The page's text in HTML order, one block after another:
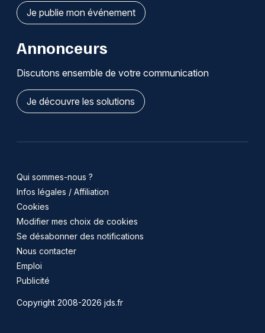
Je publie mon événement
Annonceurs
Discutons ensemble de votre communication
Je découvre les solutions
Qui sommes-nous ?
Infos légales / Affiliation
Cookies
Modifier mes choix de cookies
Se désabonner des notifications
Nous contacter
Emploi
Publicité
Copyright 2008-2026 jds.fr